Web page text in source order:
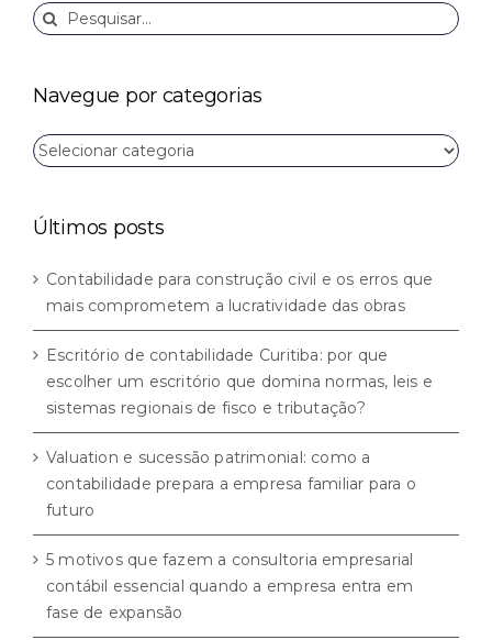
Buscar
resultados
Navegue por categorias
Navegue
por
Últimos posts
Contabilidade para construção civil e os erros que
mais comprometem a lucratividade das obras
Escritório de contabilidade Curitiba: por que
escolher um escritório que domina normas, leis e
sistemas regionais de fisco e tributação?
Valuation e sucessão patrimonial: como a
contabilidade prepara a empresa familiar para o
futuro
5 motivos que fazem a consultoria empresarial
contábil essencial quando a empresa entra em
fase de expansão